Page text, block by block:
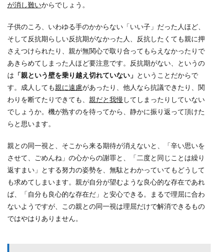
が消し難いからでしょう。
子供のころ、いわゆる手のかからない「いい子」だった人ほど、
そして反抗期らしい反抗期がなかった人、反抗したくても親に押
さえつけられたり、親が無関心で取り合ってもらえなかったりで
あきらめてしまった人ほど要注意です。反抗期がない、というの
は 「親という壁を乗り越え切れていない」 ということだからで
す。成人しても親に遠慮があったり、他人なら抗議できたり、関
わりを断てたりできても、 親だと我慢 してしまったりしていない
でしょうか。機が熟すのを待ってから、静かに振り返って頂けた
らと思います。
親との同一視と、そこから来る期待が消えないと、「辛い思いを
させて、ごめんね」の心からの謝罪と、「二度と同じことは繰り
返すまい」とする努力の姿勢を、無駄とわかっていてもどうして
も求めてしまいます。親が自分が望むような良心的な存在であれ
ば、「自分も良心的な存在だ」と安心できる。まるで理屈に合わ
ないようですが、この親との同一視は理屈だけで解消できるもの
ではやはりありません。